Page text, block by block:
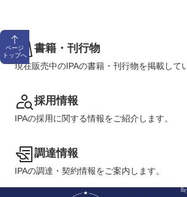
ページ
トップへ
書籍・刊行物
現在販売中のIPAの書籍・刊行物を掲載して
採用情報
IPAの採用に関する情報をご紹介します。
調達情報
IPAの調達・契約情報をご案内します。